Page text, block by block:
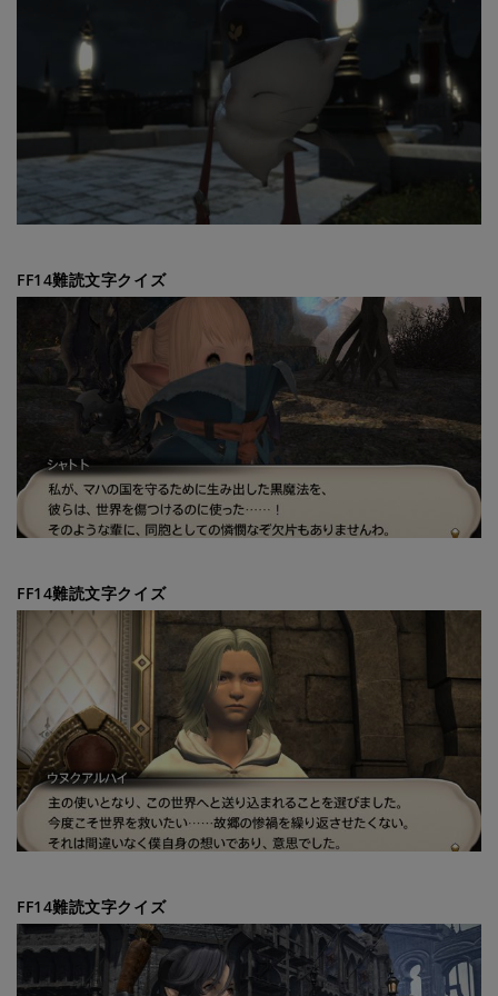
FF14難読文字クイズ
FF14難読文字クイズ
FF14難読文字クイズ